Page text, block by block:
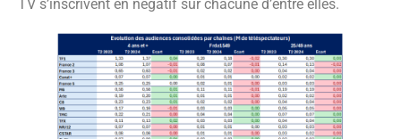
TV s’inscrivent en négatif sur chacune d’entre elles.